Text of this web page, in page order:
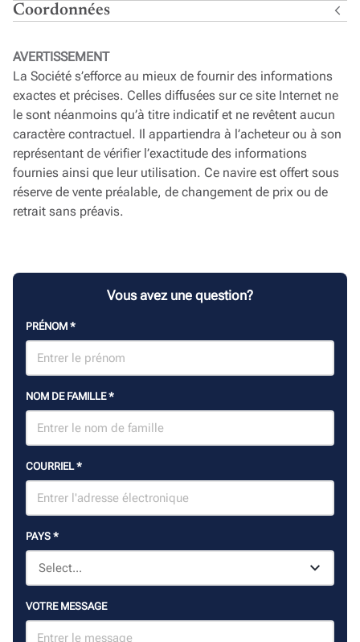
Coordonnées
AVERTISSEMENT
La Société s’efforce au mieux de fournir des informations
exactes et précises. Celles diffusées sur ce site Internet ne
le sont néanmoins qu’à titre indicatif et ne revêtent aucun
caractère contractuel. Il appartiendra à l’acheteur ou à son
représentant de vérifier l’exactitude des informations
fournies ainsi que leur utilisation. Ce navire est offert sous
réserve de vente préalable, de changement de prix ou de
retrait sans préavis.
Vous avez une question?
PRÉNOM *
NOM DE FAMILLE*
COURRIEL*
PAYS *
VOTRE MESSAGE